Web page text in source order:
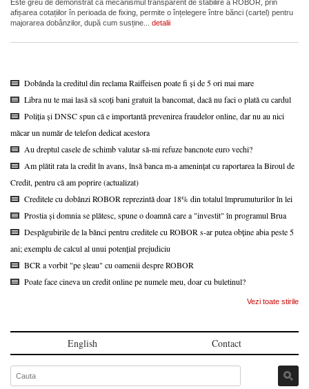
Este greu de demonstrat că mecanismul transparent de stabilire a ROBOR, prin
afișarea cotațiilor în perioada de fixing, permite o înțelegere între bănci (cartel) pentru
majorarea dobânzilor, după cum susține... detalii
Dobânda la creditul din reclama Raiffeisen poate fi și de 5 ori mai mare
Libra nu te mai lasă să scoți bani gratuit la bancomat, dacă nu faci o plată cu cardul
Poliția și DNSC spun că e importantă prevenirea fraudelor online, dar nu au nici
măcar un număr de telefon dedicat acestora
Au dreptul casele de schimb valutar să-mi refuze bancnote euro vechi?
Am plătit rata la credit în avans, însă banca m-a amenințat cu raportarea la Biroul de
Credit, pentru că am poprire (actualizat)
Creditele cu dobânzi ROBOR reprezintă doar 18% din totalul împrumuturilor în lei
Prostia și domnia se plătesc, spune o doamnă care a "investit" în programul Brua
Despăgubirile de la bănci pentru creditele cu ROBOR s-ar putea obține abia peste 5
ani; exemplu de calcul al unui potențial prejudiciu
BCR a vorbit "pe șleau" cu oamenii despre ROBOR
Poate face cineva un credit online pe numele meu, doar cu buletinul?
Vezi toate stirile
English Contact